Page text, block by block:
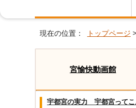
現在の位置： トップページ >
宮愉快動画館
宇都宮の実力 宇都宮ってこ